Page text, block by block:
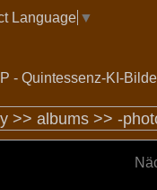
Language ▼
P - Quintessenz-KI-
>> albums>> -